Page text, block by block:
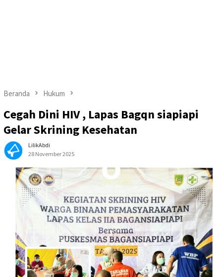
Beranda Hukum
Cegah Dini HIV , Lapas Bagqn siapiapi
Gelar Skrining Kesehatan
LilikAbdi
28 November 2025